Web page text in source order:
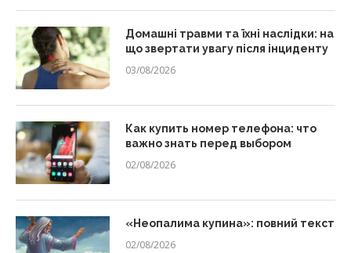
Домашні травми та їхні наслідки: на
що звертати увагу після інциденту
03/08/2026
Как купить номер телефона: что
важно знать перед выбором
02/08/2026
«Неопалима купина»: повний текст
02/08/2026